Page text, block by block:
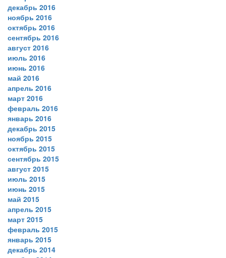
декабрь 2016
ноябрь 2016
октябрь 2016
сентябрь 2016
август 2016
июль 2016
июнь 2016
май 2016
апрель 2016
март 2016
февраль 2016
январь 2016
декабрь 2015
ноябрь 2015
октябрь 2015
сентябрь 2015
август 2015
июль 2015
июнь 2015
май 2015
апрель 2015
март 2015
февраль 2015
январь 2015
декабрь 2014